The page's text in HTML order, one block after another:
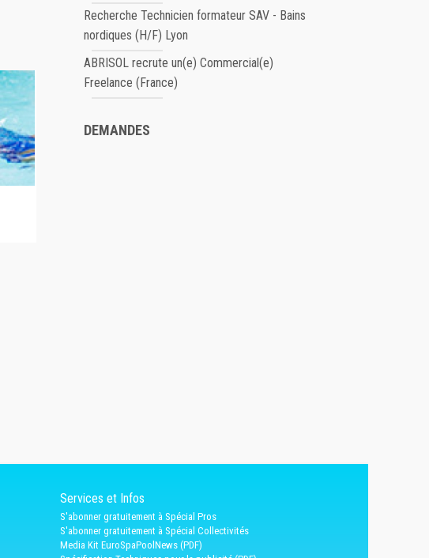
Recherche Technicien formateur SAV - Bains
nordiques (H/F) Lyon
ABRISOL recrute un(e) Commercial(e)
Freelance (France)
DEMANDES
Services et Infos
S'abonner gratuitement à Spécial Pros
S'abonner gratuitement à Spécial Collectivités
Media Kit EuroSpaPoolNews (PDF)